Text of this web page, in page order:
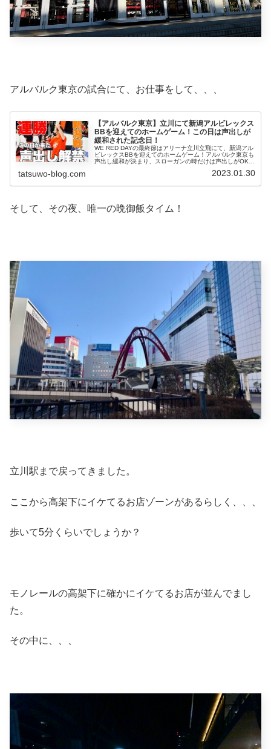
アルバルク東京の試合にて、お仕事をして、、、
【アルバルク東京】立川にて新潟アルビレックス
BBを迎えてのホームゲーム！この日は声出しが
緩和された記念日！
WE RED DAYの最終節はアリーナ立川立飛にて、新潟アル
ビレックスBBを迎えてのホームゲーム！アルバルク東京も
声出し緩和が決まり、スローガンの時だけは声出しがOKと
tatsuwo-blog.com 2023.01.30
そして、その夜、唯一の晩御飯タイム！
立川駅まで戻ってきました。
ここから高架下にイケてるお店ゾーンがあるらしく、、、
歩いて5分くらいでしょうか？
モノレールの高架下に確かにイケてるお店が並んでまし
た。
その中に、、、